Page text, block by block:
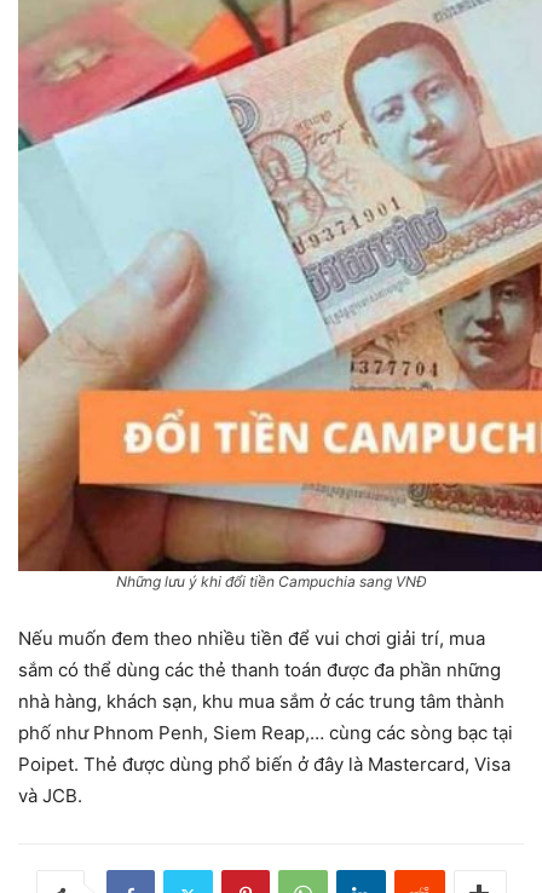
Những lưu ý khi đổi tiền Campuchia sang VNĐ
Nếu muốn đem theo nhiều tiền để vui chơi giải trí, mua
sắm có thể dùng các thẻ thanh toán được đa phần những
nhà hàng, khách sạn, khu mua sắm ở các trung tâm thành
phố như Phnom Penh, Siem Reap,… cùng các sòng bạc tại
Poipet. Thẻ được dùng phổ biến ở đây là Mastercard, Visa
và JCB.